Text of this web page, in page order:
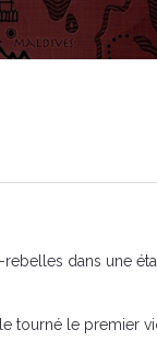
dans une
tourné le premier